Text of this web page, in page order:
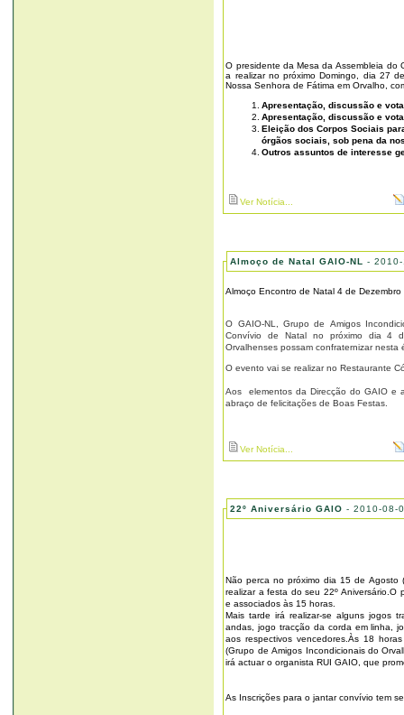
O presidente da Mesa da Assembleia do
a realizar no próximo Domingo, dia 27
Nossa Senhora de Fátima em Orvalho,
Apresentação, discussão e
Apresentação, discussão e
Eleição dos Corpos Sociais
órgãos sociais, sob pena da
Outros assuntos de interesse
Ver Notícia...
Almoço de Natal GAIO-NL -
Almoço Encontro de Natal 4 de
O GAIO-NL, Grupo de Amigos
Convívio de Natal no próximo dia 4
Orvalhenses possam confraternizar
O evento vai se realizar no Restaurante
Aos elementos da Direcção do GAIO e
abraço de felicitações de Boas Festas.
Ver Notícia...
22º Aniversário GAIO - 2010-08-
Não perca no próximo dia 15 de Agosto
realizar a festa do seu 22º Aniversário.O
e associados às 15 horas.
Mais tarde irá realizar-se alguns jogos
andas, jogo tracção da corda em linha,
aos respectivos vencedores.Às 18
(Grupo de Amigos Incondicionais do
irá actuar o organista RUI GAIO, que
As Inscrições para o jantar convívio tem